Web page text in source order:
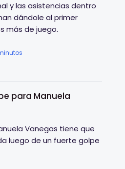
y las asistencias dentro
dándole al primer
más de juego.
para Manuela
Vanegas tiene que
luego de un fuerte golpe